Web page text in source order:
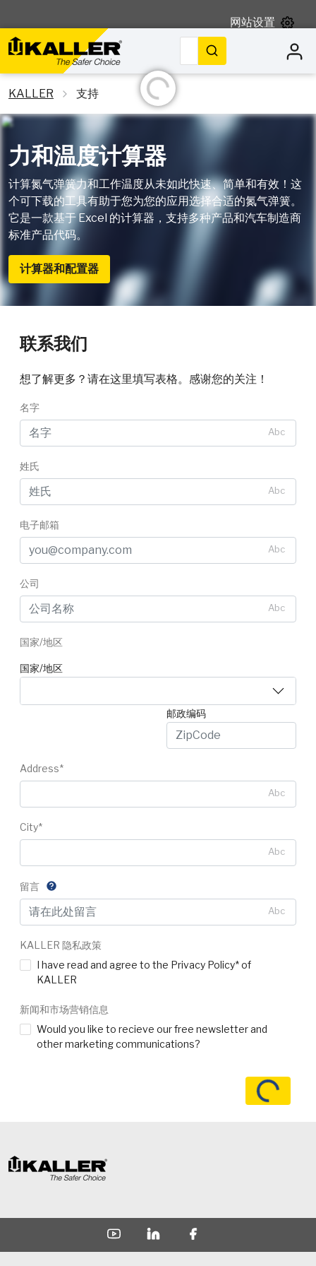
网站设置
KALLER 支持 正在初始化……
力和温度计算器
计算氮气弹簧力和工作温度从未如此快速、简单和有效！这
个可下载的工具有助于您为您的应用选择合适的氮气弹簧。
它是一款基于 Excel 的计算器，支持多种产品和汽车制造商
标准产品代码。
计算器和配置器
联系我们
想了解更多？请在这里填写表格。感谢您的关注！
名字
Abc
姓氏
Abc
电子邮箱
Abc
公司
Abc
国家/地区
国家/地区
邮政编码
Address*
Abc
City*
Abc
留言
Abc
KALLER 隐私政策
I have read and agree to the Privacy Policy* of
KALLER
新闻和市场营销信息
Would you like to recieve our free newsletter and
other marketing communications?
加载中